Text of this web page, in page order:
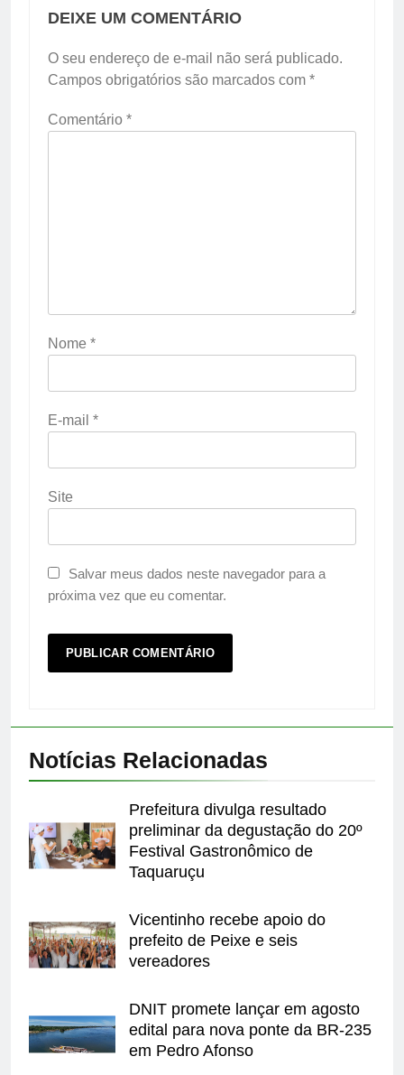
DEIXE UM COMENTÁRIO
O seu endereço de e-mail não será publicado.
Campos obrigatórios são marcados com *
Comentário *
Nome *
E-mail *
Site
Salvar meus dados neste navegador para a
próxima vez que eu comentar.
Notícias Relacionadas
Prefeitura divulga resultado
preliminar da degustação do 20º
Festival Gastronômico de
Taquaruçu
Vicentinho recebe apoio do
prefeito de Peixe e seis
vereadores
DNIT promete lançar em agosto
edital para nova ponte da BR-235
em Pedro Afonso